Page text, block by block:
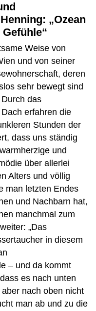
„Ozean
Weise von
und von seiner
deren
sehr bewegt sind
das
erfahren die
Stunden der
dass uns ständig
und
über allerlei
Alters und völlig
man letzten Endes
und Nachbarn hat,
manchmal zum
„Das
in diesem
– und da kommt
es nach unten
nach oben nicht
man ab und zu die